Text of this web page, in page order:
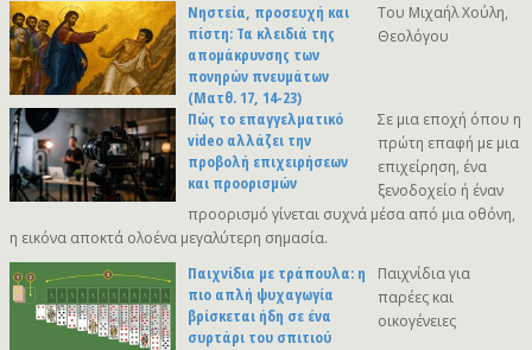
Νηστεία, προσευχή και
πίστη: Τα κλειδιά της
απομάκρυνσης των
πονηρών πνευμάτων
(Ματθ. 17, 14-23)
Του Μιχαήλ Χούλη,
Θεολόγου
Πώς το επαγγελματικό
video αλλάζει την
προβολή επιχειρήσεων
και προορισμών
Σε μια εποχή όπου η
πρώτη επαφή με μια
επιχείρηση, ένα
ξενοδοχείο ή έναν
προορισμό γίνεται συχνά μέσα από μια οθόνη,
η εικόνα αποκτά ολοένα μεγαλύτερη σημασία.
Παιχνίδια με τράπουλα: η
πιο απλή ψυχαγωγία
βρίσκεται ήδη σε ένα
συρτάρι του σπιτιού
Παιχνίδια για
παρέες και
οικογένειες